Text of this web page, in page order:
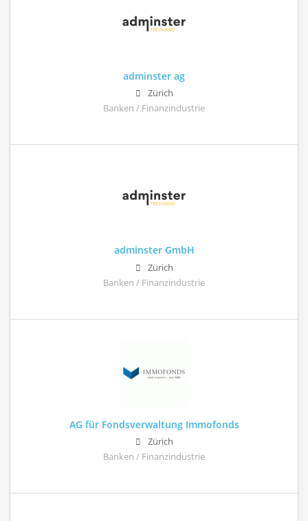
adminster ag
Zürich
Banken / Finanzindustrie
adminster GmbH
Zürich
Banken / Finanzindustrie
AG für Fondsverwaltung Immofonds
Zürich
Banken / Finanzindustrie